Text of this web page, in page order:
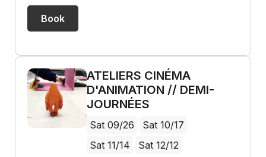
Book
ATELIERS CINÉMA
D'ANIMATION // DEMI-
JOURNÉES
Sat 09/26
Sat 10/17
Sat 11/14
Sat 12/12